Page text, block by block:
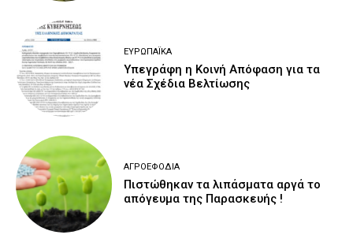
ΕΥΡΩΠΑΪΚΆ
Υπεγράφη η Κοινή Απόφαση για τα
νέα Σχέδια Βελτίωσης
ΑΓΡΟΕΦΌΔΙΑ
Πιστώθηκαν τα λιπάσματα αργά το
απόγευμα της Παρασκευής !